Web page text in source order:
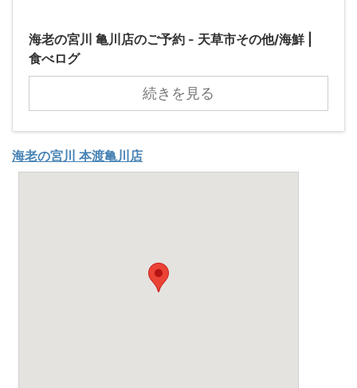
海老の宮川 亀川店のご予約 - 天草市その他/海鮮 |
食べログ
続きを見る
海老の宮川 本渡亀川店